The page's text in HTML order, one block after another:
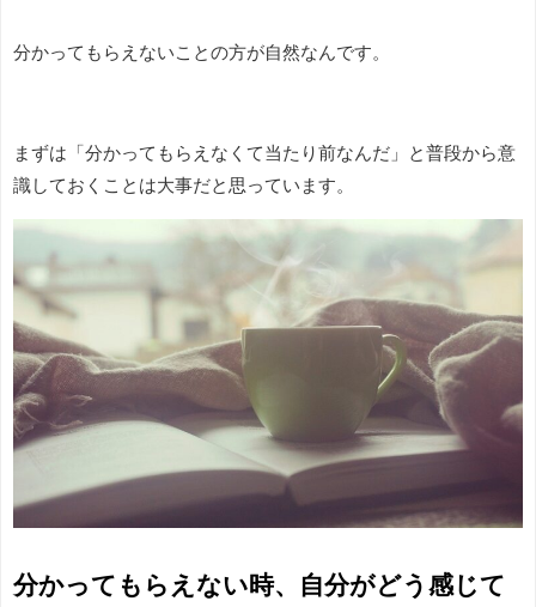
分かってもらえないことの方が自然なんです。
まずは「分かってもらえなくて当たり前なんだ」と普段から意
識しておくことは大事だと思っています。
分かってもらえない時、自分がどう感じて